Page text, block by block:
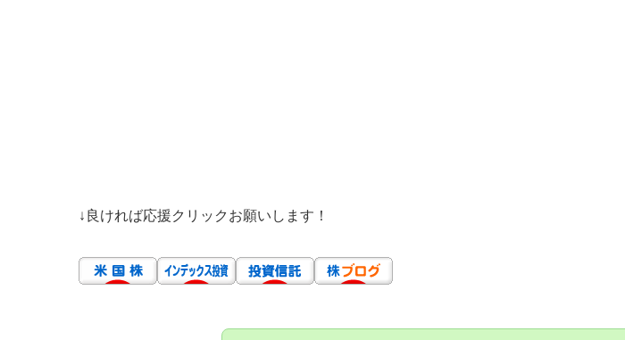
↓良ければ応援クリックお願いします！